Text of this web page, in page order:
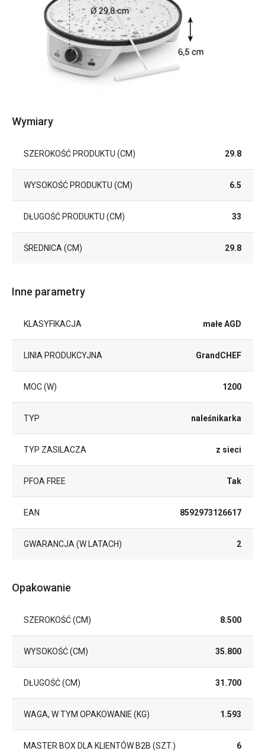
Wymiary
SZEROKOŚĆ PRODUKTU (CM) 29.8
WYSOKOŚĆ PRODUKTU (CM) 6.5
DŁUGOŚĆ PRODUKTU (CM) 33
ŚREDNICA (CM) 29.8
Inne parametry
KLASYFIKACJA małe AGD
LINIA PRODUKCYJNA GrandCHEF
MOC (W) 1200
TYP naleśnikarka
TYP ZASILACZA z sieci
PFOA FREE Tak
EAN 8592973126617
GWARANCJA (W LATACH) 2
Opakowanie
SZEROKOŚĆ (CM) 8.500
WYSOKOŚĆ (CM) 35.800
DŁUGOŚĆ (CM) 31.700
WAGA, W TYM OPAKOWANIE (KG) 1.593
MASTER BOX DLA KLIENTÓW B2B (SZT.) 6